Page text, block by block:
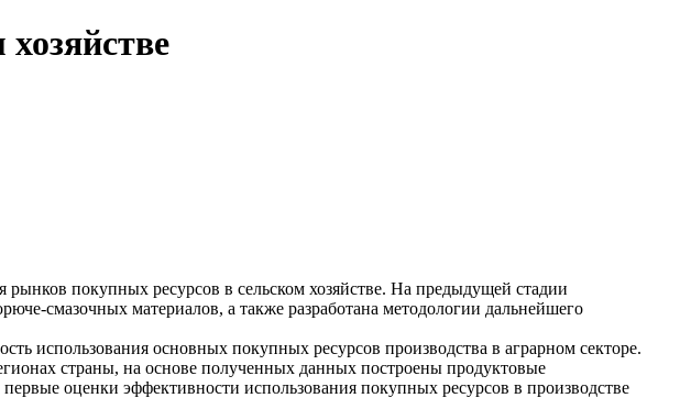
покупных ресурсов в сельском хозяйстве. На предыдущей стадии
смазочных материалов, а также разработана методологии дальнейшего
использования основных покупных ресурсов производства в аграрном секторе.
страны, на основе полученных данных построены продуктовые
оценки эффективности использования покупных ресурсов в производстве